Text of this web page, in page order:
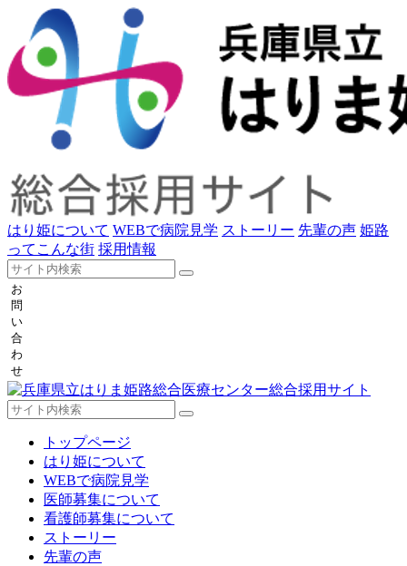
はり姫について WEBで病院見学 ストーリー 先輩の声 姫路
ってこんな街 採用情報
お
問
い
合
わ
せ
トップページ
はり姫について
WEBで病院見学
医師募集について
看護師募集について
ストーリー
先輩の声